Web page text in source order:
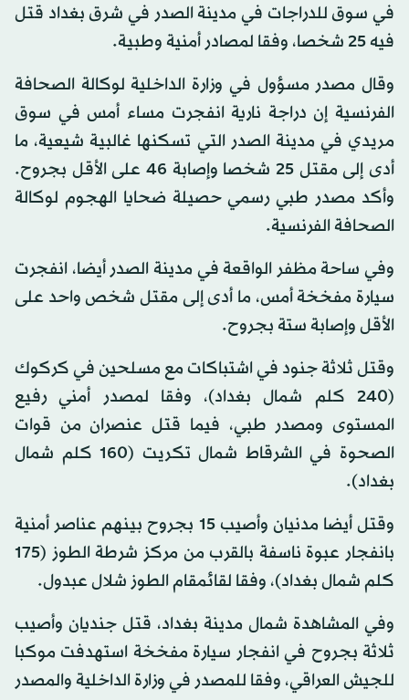
في سوق للدراجات في مدينة الصدر في شرق بغداد قتل
فيه 25 شخصا، وفقا لمصادر أمنية وطبية.
وقال مصدر مسؤول في وزارة الداخلية لوكالة الصحافة
الفرنسية إن دراجة نارية انفجرت مساء أمس في سوق
مريدي في مدينة الصدر التي تسكنها غالبية شيعية، ما
أدى إلى مقتل 25 شخصا وإصابة 46 على الأقل بجروح.
وأكد مصدر طبي رسمي حصيلة ضحايا الهجوم لوكالة
الصحافة الفرنسية.
وفي ساحة مظفر الواقعة في مدينة الصدر أيضا، انفجرت
سيارة مفخخة أمس، ما أدى إلى مقتل شخص واحد على
الأقل وإصابة ستة بجروح.
وقتل ثلاثة جنود في اشتباكات مع مسلحين في كركوك
(240 كلم شمال بغداد)، وفقا لمصدر أمني رفيع
المستوى ومصدر طبي، فيما قتل عنصران من قوات
الصحوة في الشرقاط شمال تكريت (160 كلم شمال
بغداد).
وقتل أيضا مدنيان وأصيب 15 بجروح بينهم عناصر أمنية
بانفجار عبوة ناسفة بالقرب من مركز شرطة الطوز (175
كلم شمال بغداد)، وفقا لقائمقام الطوز شلال عبدول.
وفي المشاهدة شمال مدينة بغداد، قتل جنديان وأصيب
ثلاثة بجروح في انفجار سيارة مفخخة استهدفت موكبا
للجيش العراقي، وفقا للمصدر في وزارة الداخلية والمصدر